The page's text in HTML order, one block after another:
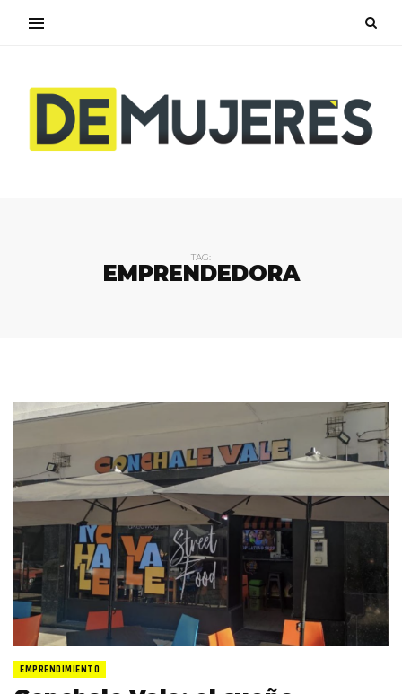
TAG:
EMPRENDEDORA
EMPRENDIMIENTO